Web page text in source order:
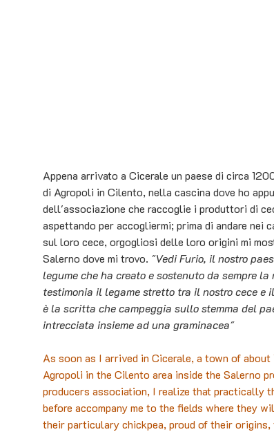
Appena arrivato a Cicerale un paese di circa
di Agropoli in Cilento, nella cascina dove ho
dell'associazione che raccoglie i produttori di
aspettando per accogliermi; prima di andare nei
sul loro cece, orgogliosi delle loro origini mi
Salerno dove mi trovo. "Vedi Furio, il nostro
legume che ha creato e sostenuto da sempre
testimonia il legame stretto tra il nostro cece e
è la scritta che campeggia sullo stemma del
intrecciata insieme ad una graminacea"
As soon as I arrived in Cicerale, a town of
Agropoli in the Cilento area inside the Salerno
producers association, I realize that practically
before accompany me to the fields where they
their particulary chickpea, proud of their